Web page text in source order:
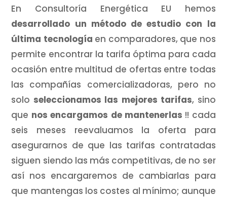
En Consultoría Energética EU hemos
desarrollado un método de estudio con la
última tecnología en comparadores, que nos
permite encontrar la tarifa óptima para cada
ocasión entre multitud de ofertas entre todas
las compañías comercializadoras, pero no
solo seleccionamos las mejores tarifas, sino
que nos encargamos de mantenerlas !! cada
seis meses reevaluamos la oferta para
asegurarnos de que las tarifas contratadas
siguen siendo las más competitivas, de no ser
así nos encargaremos de cambiarlas para
que mantengas los costes al mínimo; aunque